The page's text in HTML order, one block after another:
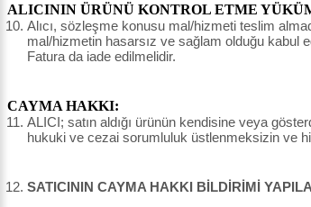
ALICININ ÜRÜNÜ KONTROL ETME
Alıcı, sözleşme konusu mal/hizmeti teslim
mal/hizmetin hasarsız ve sağlam olduğu kabul
Fatura da iade edilmelidir.
CAYMA HAKKI:
ALICI; satın aldığı ürünün kendisine veya
hukuki ve cezai sorumluluk üstlenmeksizin ve
SATICININ CAYMA HAKKI BİLDİRİMİ